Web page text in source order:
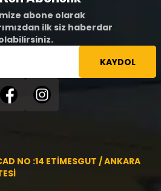
abone olarak
ilk siz haberdar
KAYDOL
NO :14 ETİMESGUT / ANKARA